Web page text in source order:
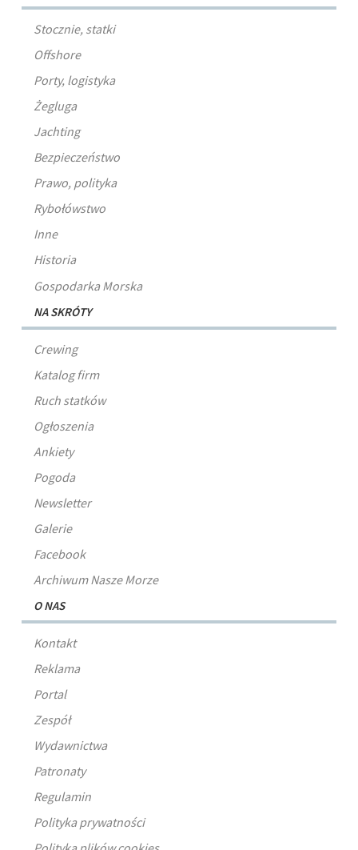
Stocznie, statki
Offshore
Porty, logistyka
Żegluga
Jachting
Bezpieczeństwo
Prawo, polityka
Rybołówstwo
Inne
Historia
Gospodarka Morska
NA SKRÓTY
Crewing
Katalog firm
Ruch statków
Ogłoszenia
Ankiety
Pogoda
Newsletter
Galerie
Facebook
Archiwum Nasze Morze
O NAS
Kontakt
Reklama
Portal
Zespół
Wydawnictwa
Patronaty
Regulamin
Polityka prywatności